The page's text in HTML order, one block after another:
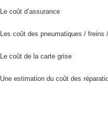
Le coût d’assurance
Les coût des pneumatiques / freins
Le coût de la carte grise
Une estimation du coût des